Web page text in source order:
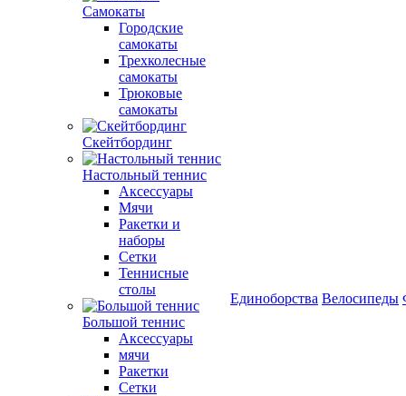
Самокаты
Городские
самокаты
Трехколесные
самокаты
Трюковые
самокаты
Скейтбординг
Настольный теннис
Аксессуары
Мячи
Ракетки и
наборы
Сетки
Теннисные
столы
Большой теннис
Аксессуары
мячи
Ракетки
Сетки
Единоборства Велосипеды